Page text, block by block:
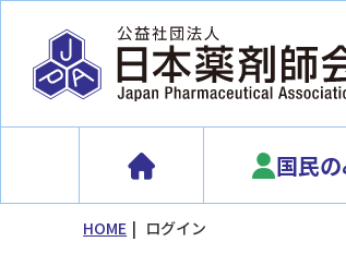
国民
HOME ログイン